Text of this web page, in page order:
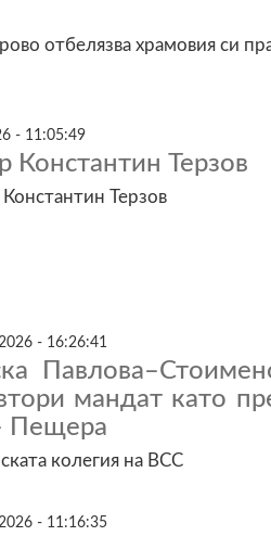
отбелязва храмовия си
- 11:05:49
Константин Терзов
Терзов
- 16:26:41
мандат като
Пещера
колегия на ВСС
- 11:16:35